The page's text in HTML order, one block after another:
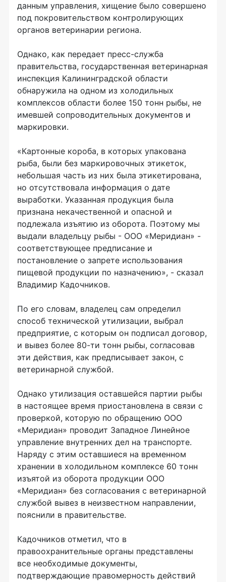
данным управления, хищение было совершено
под покровительством контролирующих
органов ветеринарии региона.
Однако, как передает пресс-служба
правительства, государственная ветеринарная
инспекция Калининградской области
обнаружила на одном из холодильных
комплексов области более 150 тонн рыбы, не
имевшей сопроводительных документов и
маркировки.
«Картонные короба, в которых упакована
рыба, были без маркировочных этикеток,
небольшая часть из них была этикетирована,
но отсутствовала информация о дате
выработки. Указанная продукция была
признана некачественной и опасной и
подлежала изъятию из оборота. Поэтому мы
выдали владельцу рыбы - ООО «Меридиан» -
соответствующее предписание и
постановление о запрете использования
пищевой продукции по назначению», - сказал
Владимир Кадочников.
По его словам, владелец сам определил
способ технической утилизации, выбрал
предприятие, с которым он подписал договор,
и вывез более 80-ти тонн рыбы, согласовав
эти действия, как предписывает закон, с
ветеринарной службой.
Однако утилизация оставшейся партии рыбы
в настоящее время приостановлена в связи с
проверкой, которую по обращению ООО
«Меридиан» проводит Западное Линейное
управление внутренних дел на транспорте.
Наряду с этим оставшиеся на временном
хранении в холодильном комплексе 60 тонн
изъятой из оборота продукции ООО
«Меридиан» без согласования с ветеринарной
службой вывез в неизвестном направлении,
пояснили в правительстве.
Кадочников отметил, что в
правоохранительные органы представлены
все необходимые документы,
подтверждающие правомерность действий